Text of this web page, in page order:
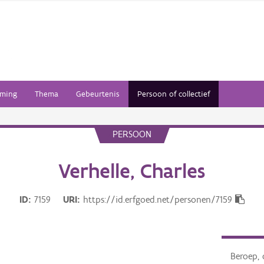
Thema Gebeurtenis Persoon of collectief
PERSOON
Verhelle, Charles
ID 7159 URI https://id.erfgoed.net/personen/7159